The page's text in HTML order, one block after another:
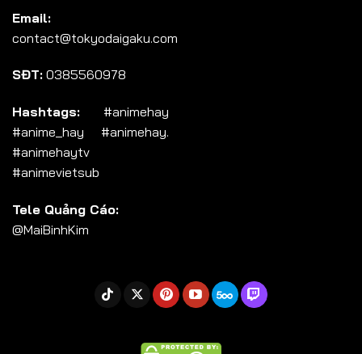
Tập 108
Tập 109
Tập 115
Email:
contact@tokyodaigaku.com
SĐT: 0385560978
Hashtags: #animehay
#anime_hay #animehay.
#animehaytv
#animevietsub
Tele Quảng Cáo:
@MaiBinhKim